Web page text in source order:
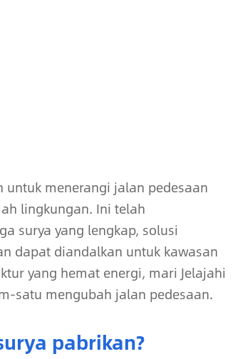
menerangi jalan pedesaan
lingkungan. Ini telah
surya yang lengkap, solusi
dapat diandalkan untuk kawasan
yang hemat energi, mari Jelajahi
satu mengubah jalan pedesaan.
pabrikan?